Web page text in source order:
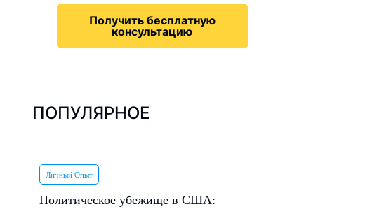
Получить бесплатную
консультацию
ПОПУЛЯРНОЕ
Личный Опыт
Политическое убежище в США: